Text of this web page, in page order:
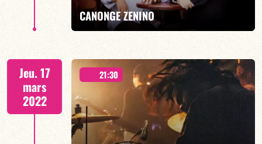
EN SAVOIR PLUS
CANONGE ZENINO
EN SAVOIR PLUS
Jeu. 17
mars
2022
21:30